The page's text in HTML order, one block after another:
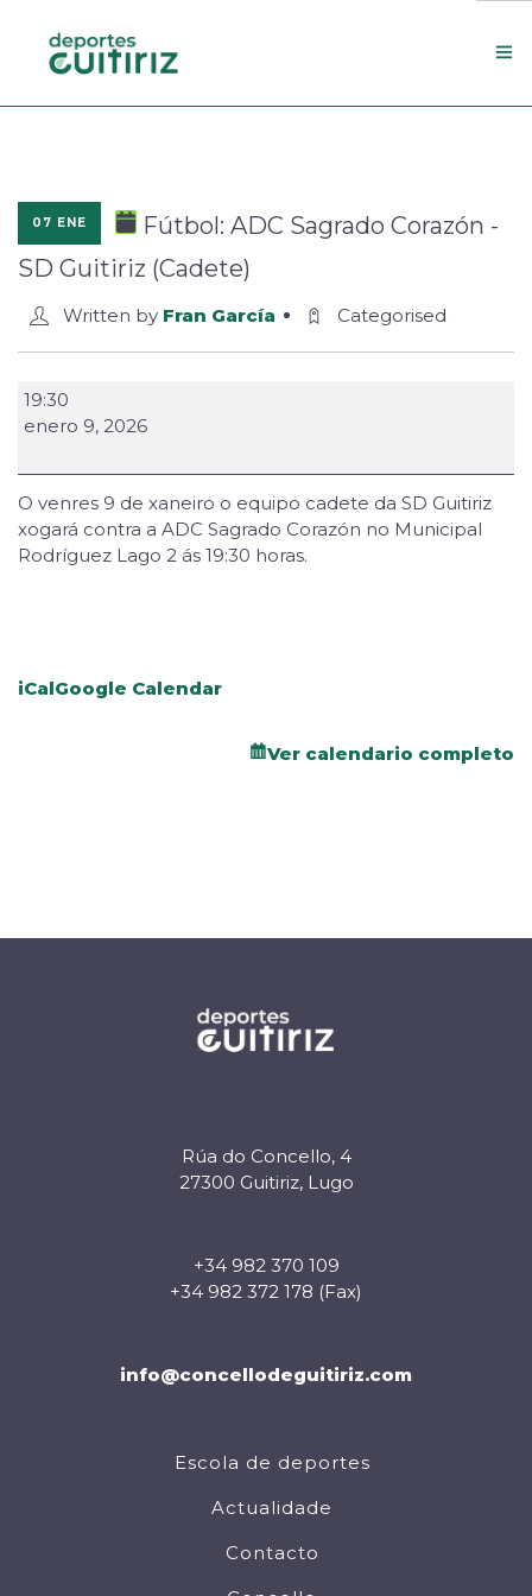
Actualidade
Contacto
Concello
07 ENE
Fútbol: ADC Sagrado Corazón -
SD Guitiriz (Cadete)
Written by Fran García Categorised
19:30
enero 9, 2026
O venres 9 de xaneiro o equipo cadete da SD Guitiriz
xogará contra a ADC Sagrado Corazón no Municipal
Rodríguez Lago 2 ás 19:30 horas.
iCalGoogle Calendar
Ver calendario completo
Rúa do Concello, 4
27300 Guitiriz, Lugo
+34 982 370 109
+34 982 372 178 (Fax)
info@concellodeguitiriz.com
Escola de deportes
Actualidade
Contacto